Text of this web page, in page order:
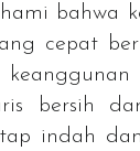
bahwa
cepat
bersih
indah